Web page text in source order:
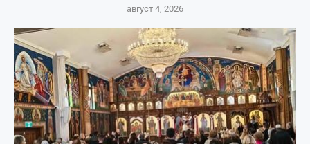
август 4, 2026